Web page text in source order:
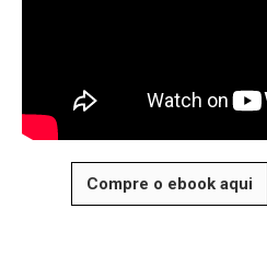
Compre o ebook aqui